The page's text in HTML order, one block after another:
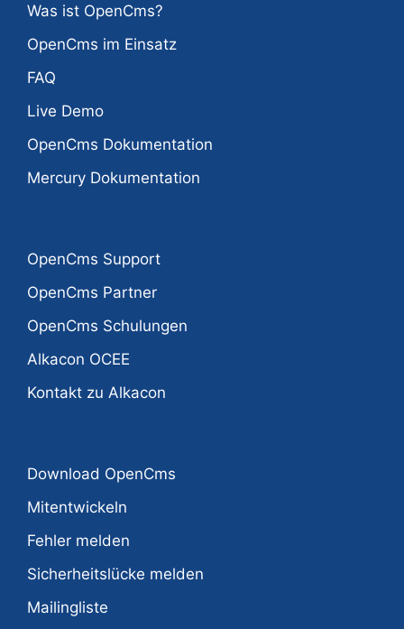
Was ist OpenCms?
OpenCms im Einsatz
FAQ
Live Demo
OpenCms Dokumentation
Mercury Dokumentation
OpenCms Support
OpenCms Partner
OpenCms Schulungen
Alkacon OCEE
Kontakt zu Alkacon
Download OpenCms
Mitentwickeln
Fehler melden
Sicherheitslücke melden
Mailingliste